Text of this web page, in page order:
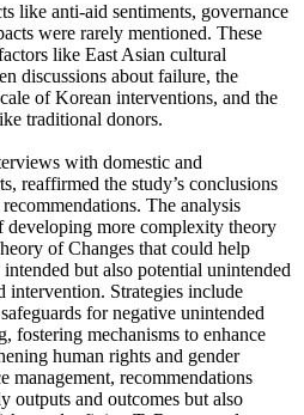
like anti-aid sentiments, governance
were rarely mentioned. These
like East Asian cultural
discussions about failure, the
of Korean interventions, and the
traditional donors.
with domestic and
reaffirmed the study’s conclusions
The analysis
developing more complexity theory
of Changes that could help
but also potential unintended
intervention. Strategies include
for negative unintended
fostering mechanisms to enhance
human rights and gender
management, recommendations
outputs and outcomes but also